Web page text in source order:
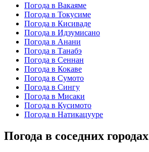
Погода в Вакаяме
Погода в Токусиме
Погода в Кисиваде
Погода в Идзумисано
Погода в Анани
Погода в Танабэ
Погода в Сеннан
Погода в Кокаве
Погода в Сумото
Погода в Сингу
Погода в Мисаки
Погода в Кусимото
Погода в Натикацууре
Погода в соседних городах